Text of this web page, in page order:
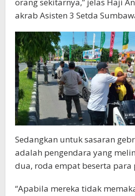
akrab Asisten 3 Setda
Sedangkan untuk sasaran
adalah pengendara yang
dua, roda empat beserta para
“Apabila mereka tidak